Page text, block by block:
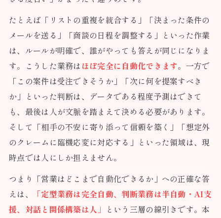
たとえば「リストの重複を統合する」「決まった条件の
メールを送る」「商談の日程を調整する」といった作業
は、ルールが明確で、誰がやっても答えが同じになりま
す。こうした業務は ほぼ完全に自動化できます。一方で
「この案件は受注できそうか」「次に何を提案すべき
か」といった判断は、データである程度予測はできて
も、最後は人が文脈を踏まえて決める必要があります。
そして「相手の不安に寄り添って信頼を築く」「想定外
のクレームに臨機応変に対応する」といった領域は、現
時点では人にしか担えません。
つまり「営業はどこまで自動化できるか」への正確な答
えは、
「定型業務は完全自動、判断業務は半自動・AI支
援、対話と関係構築は人」
という三層の線引きです。本